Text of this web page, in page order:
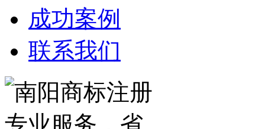
成功案例
联系我们